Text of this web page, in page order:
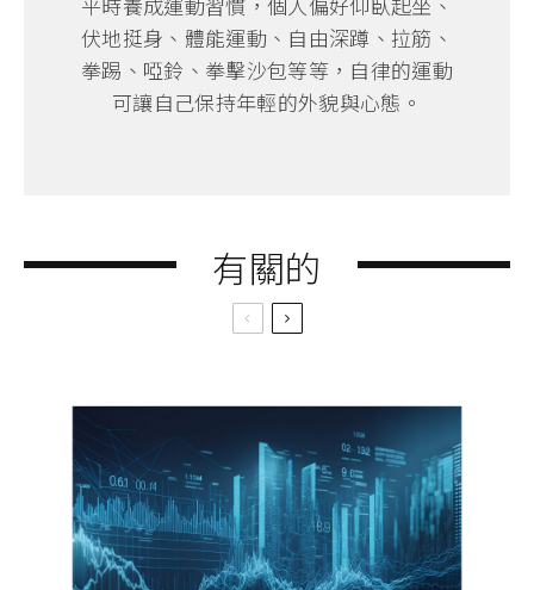
伏地挺身、體能運動、自由深蹲、拉筋、
拳踢、啞鈴、拳擊沙包等等，自律的運動
可讓自己保持年輕的外貌與心態。
有關的